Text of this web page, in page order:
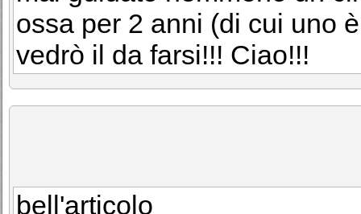
ossa per 2 anni (di cui uno
vedrò il da farsi!!! Ciao!!!
bell'articolo